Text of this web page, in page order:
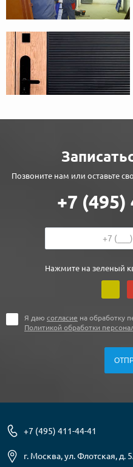
Позвоните нам или оставьте
+7 (495)
Нажмите на зеленый
Я даю согласие на обработку
Политикой обработки
+7 (495) 411-44-41
г. Москва, ул. Флотская, д.